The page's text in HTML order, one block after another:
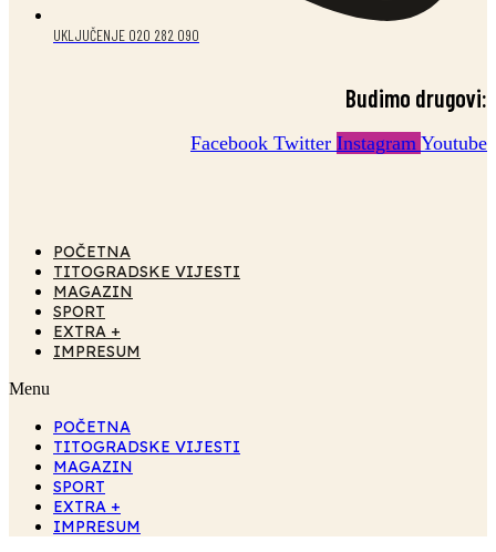
UKLJUČENJE 020 282 090
Budimo drugovi:
Facebook Twitter Instagram Youtube
POČETNA
TITOGRADSKE VIJESTI
MAGAZIN
SPORT
EXTRA +
IMPRESUM
Menu
POČETNA
TITOGRADSKE VIJESTI
MAGAZIN
SPORT
EXTRA +
IMPRESUM